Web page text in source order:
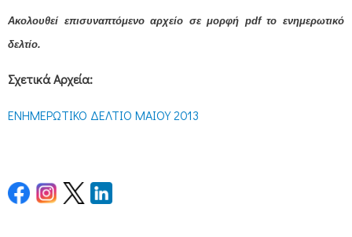
Ακολουθεί επισυναπτόμενο αρχείο σε μορφή pdf το ενημερωτικό
δελτίο.
Σχετικά Αρχεία:
ΕΝΗΜΕΡΩΤΙΚΟ ΔΕΛΤΙΟ ΜΑΙΟΥ 2013